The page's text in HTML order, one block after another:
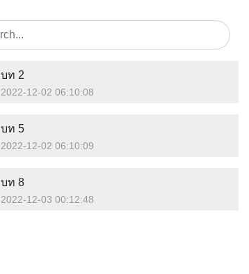
บท 2
2022-12-02 06:10:08
บท 5
2022-12-02 06:10:09
บท 8
2022-12-03 00:12:48